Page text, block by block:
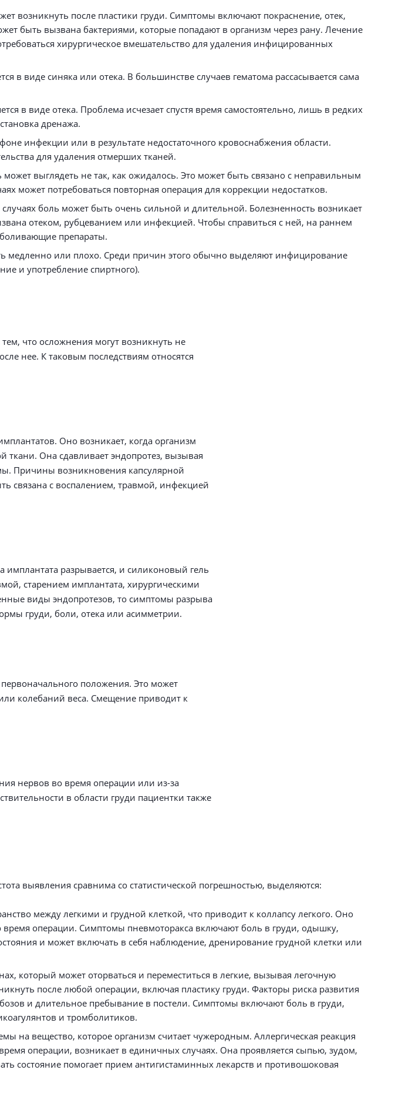
возникнуть после пластики груди. Симптомы включают покраснение, отек,
быть вызвана бактериями, которые попадают в организм через рану. Лечение
хирургическое вмешательство для удаления инфицированных
в виде синяка или отека. В большинстве случаев гематома рассасывается сама
в виде отека. Проблема исчезает спустя время самостоятельно, лишь в редких
дренажа.
инфекции или в результате недостаточного кровоснабжения области.
для удаления отмерших тканей.
выглядеть не так, как ожидалось. Это может быть связано с неправильным
может потребоваться повторная операция для коррекции недостатков.
боль может быть очень сильной и длительной. Болезненность возникает
отеком, рубцеванием или инфекцией. Чтобы справиться с ней, на раннем
препараты.
медленно или плохо. Среди причин этого обычно выделяют инфицирование
и употребление спиртного).
что осложнения могут возникнуть не
нее. К таковым последствиям относятся
Оно возникает, когда организм
ткани. Она сдавливает эндопротез, вызывая
Причины возникновения капсулярной
связана с воспалением, травмой, инфекцией
имплантата разрывается, и силиконовый гель
старением имплантата, хирургическими
виды эндопротезов, то симптомы разрыва
груди, боли, отека или асимметрии.
положения. Это может
колебаний веса. Смещение приводит к
нервов во время операции или из-за
в области груди пациентки также
выявления сравнима со статистической погрешностью, выделяются:
между легкими и грудной клеткой, что приводит к коллапсу легкого. Оно
время операции. Симптомы пневмоторакса включают боль в груди, одышку,
и может включать в себя наблюдение, дренирование грудной клетки или
который может оторваться и переместиться в легкие, вызывая легочную
после любой операции, включая пластику груди. Факторы риска развития
и длительное пребывание в постели. Симптомы включают боль в груди,
и тромболитиков.
на вещество, которое организм считает чужеродным. Аллергическая реакция
операции, возникает в единичных случаях. Она проявляется сыпью, зудом,
состояние помогает прием антигистаминных лекарств и противошоковая